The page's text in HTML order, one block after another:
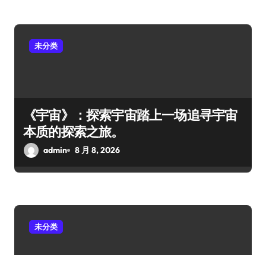
未分类
《宇宙》：探索宇宙踏上一场追寻宇宙
本质的探索之旅。
admin 8 月 8, 2026
未分类